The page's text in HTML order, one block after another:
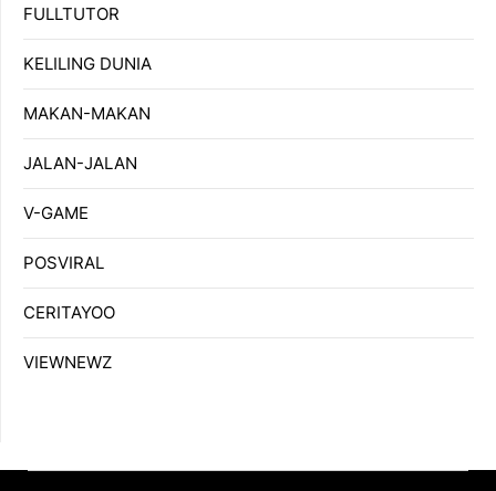
FULLTUTOR
KELILING DUNIA
MAKAN-MAKAN
JALAN-JALAN
V-GAME
POSVIRAL
CERITAYOO
VIEWNEWZ